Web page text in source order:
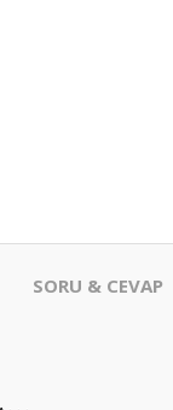
SORU & CEVAP